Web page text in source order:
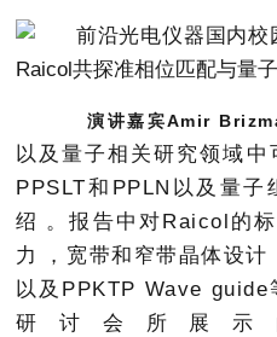
演讲嘉宾Amir
以及量子相关研究领域
PPSLT和PPLN以及量子
绍。报告中对Raicol的标
力，宽带和窄带晶体设计
以及PPKTP Wave guide
研讨会所展示